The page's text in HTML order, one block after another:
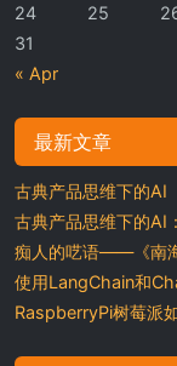
« Apr
24
25
31
最新文章
古典产品思维下的AI
古典产品思维下的AI
痴人的呓语——《南
使用LangChain和
RaspberryPi树莓派